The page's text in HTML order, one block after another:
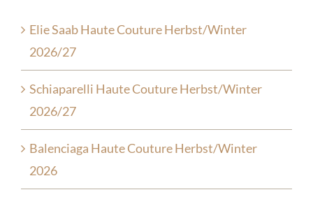
Elie Saab Haute Couture Herbst/Winter
2026/27
Schiaparelli Haute Couture Herbst/Winter
2026/27
Balenciaga Haute Couture Herbst/Winter
2026